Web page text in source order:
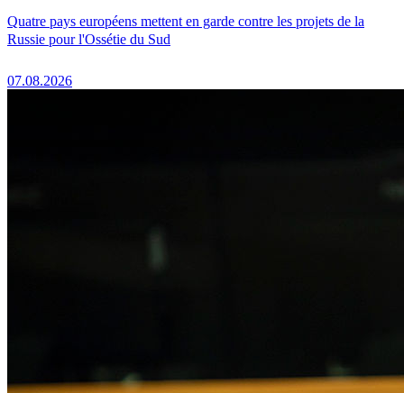
Quatre pays européens mettent en garde contre les projets de la
Russie pour l'Ossétie du Sud
07.08.2026